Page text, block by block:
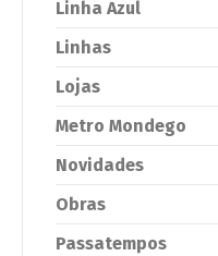
Linha Azul
Linhas
Lojas
Metro Mondego
Novidades
Obras
Passatempos